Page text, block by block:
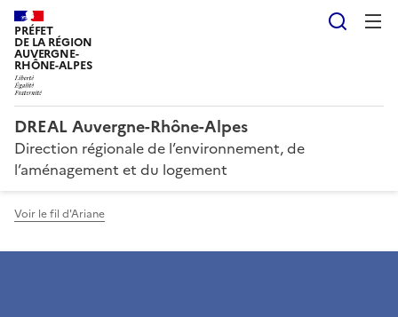
PRÉFET
DE LA RÉGION
AUVERGNE-
RHÔNE-ALPES
DREAL Auvergne-Rhône-Alpes
Direction régionale de l’environnement, de
l’aménagement et du logement
Voir le fil d'Ariane